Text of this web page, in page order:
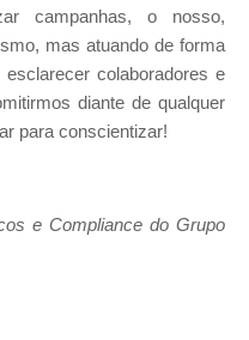
campanhas, o nosso,
mas atuando de forma
colaboradores e
diante de qualquer
para conscientizar!
e Compliance do Grupo